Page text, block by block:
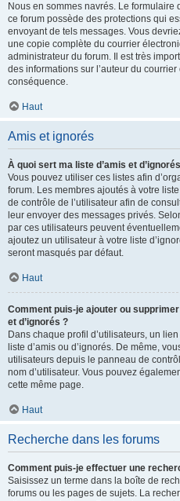
Nous en sommes navrés. Le formulaire
ce forum possède des protections qui
envoyant de tels messages. Vous
une copie complète du courrier
administrateur du forum. Il est très
des informations sur l’auteur du
conséquence.
Haut
Amis et ignorés
À quoi sert ma liste d’amis et
Vous pouvez utiliser ces listes afin
forum. Les membres ajoutés à votre
de contrôle de l’utilisateur afin de
leur envoyer des messages privés.
par ces utilisateurs peuvent
ajoutez un utilisateur à votre liste
seront masqués par défaut.
Haut
Comment puis-je ajouter ou
et d’ignorés ?
Dans chaque profil d’utilisateurs, un
liste d’amis ou d’ignorés. De même,
utilisateurs depuis le panneau de
nom d’utilisateur. Vous pouvez
cette même page.
Haut
Recherche dans les forums
Comment puis-je effectuer une
Saisissez un terme dans la boîte de
forums ou les pages de sujets. La